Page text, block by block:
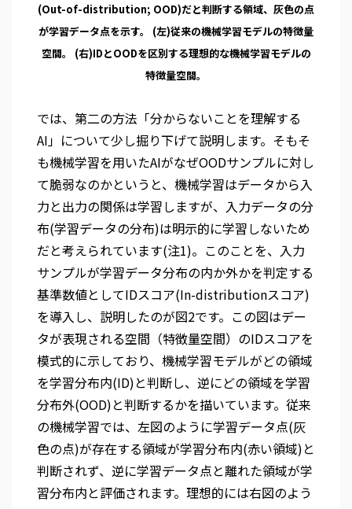
(Out-of-distribution; OOD)だと判断する領域、灰色の点
が学習データ点を示す。 (左)従来の機械学習モデルの特徴量
空間。 (右)IDとOODを区別する理想的な機械学習モデルの
特徴量空間。
では、第二の方法「分からないことを理解する
AI」について少し掘り下げて説明します。そもそ
も機械学習を用いたAIがなぜOODサンプルに対し
て脆弱なのかというと、機械学習はデータから入
力と出力の関係は学習しますが、入力データの分
布(学習データの分布)は明示的に学習しないため
だと考えられています(注1)。このことを、入力
サンプルが学習データ分布の内か外かを判定する
基準数値としてIDスコア(In-distributionスコア)
を導入し、説明したのが図2です。この図はデー
タが表現される空間（特徴量空間）のIDスコアを
模式的に示しており、機械学習モデルがどの領域
を学習分布内(ID)と判断し、逆にどの領域を学習
分布外(OOD)と判断するかを描いています。従来
の機械学習では、左図のように学習データ点(灰
色の点)が存在する領域が学習分布内(赤い領域)と
判断されず、逆に学習データ点と離れた領域が学
習分布内と評価されます。理想的には右図のよう